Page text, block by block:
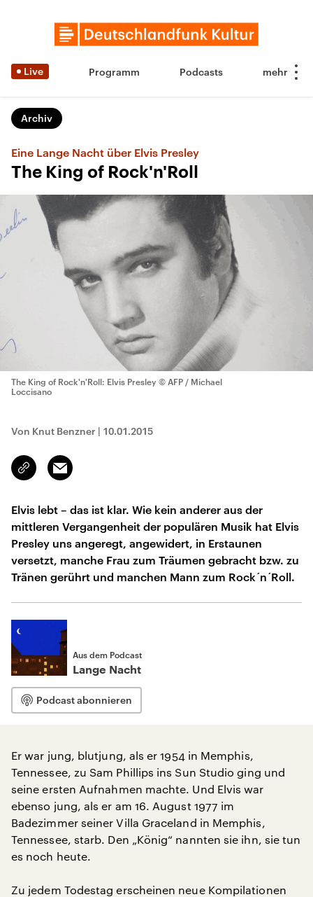
Live Programm Podcasts
Archiv
Eine Lange Nacht über Elvis Presley
The King of Rock'n'Roll
The King of Rock'n'Roll: Elvis Presley © AFP / Michael
Loccisano
Von Knut Benzner | 10.01.2015
Link
kopieren/teilen
Email
Elvis lebt – das ist klar. Wie kein anderer aus der
mittleren Vergangenheit der populären Musik hat Elvis
Presley uns angeregt, angewidert, in Erstaunen
versetzt, manche Frau zum Träumen gebracht bzw. zu
Tränen gerührt und manchen Mann zum Rock´n´Roll.
Aus dem Podcast
Lange Nacht
Podcast abonnieren
Er war jung, blutjung, als er 1954 in Memphis,
Tennessee, zu Sam Phillips ins Sun Studio ging und
seine ersten Aufnahmen machte. Und Elvis war
ebenso jung, als er am 16. August 1977 im
Badezimmer seiner Villa Graceland in Memphis,
Tennessee, starb. Den „König“ nannten sie ihn, sie tun
es noch heute.
Zu jedem Todestag erscheinen neue Kompilationen